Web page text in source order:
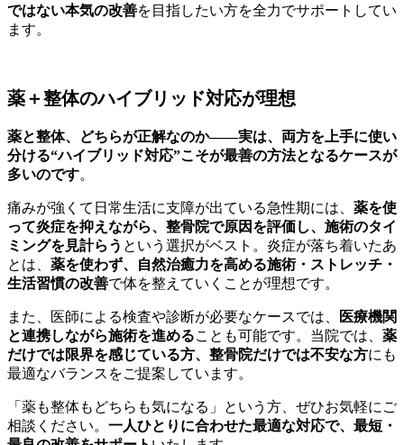
ではない本気の改善を目指したい方を全力でサポートしてい
ます。
薬＋整体のハイブリッド対応が理想
薬と整体、どちらが正解なのか――実は、両方を上手に使い
分ける“ハイブリッド対応”こそが最善の方法となるケースが
多いのです。
痛みが強くて日常生活に支障が出ている急性期には、 薬を使
って炎症を抑えながら、整骨院で原因を評価し、施術のタイ
ミングを見計らう という選択がベスト。炎症が落ち着いたあ
とは、 薬を使わず、自然治癒力を高める施術・ストレッチ・
生活習慣の改善で体を整えていくことが理想です。
また、医師による検査や診断が必要なケースでは、
医療機関
と連携しながら施術を進めることも可能です。当院では、 薬
だけでは限界を感じている方、整骨院だけでは不安な方にも
最適なバランスをご提案しています。
「薬も整体もどちらも気になる」という方、ぜひお気軽にご
相談ください。 一人ひとりに合わせた最適な対応で、最短・